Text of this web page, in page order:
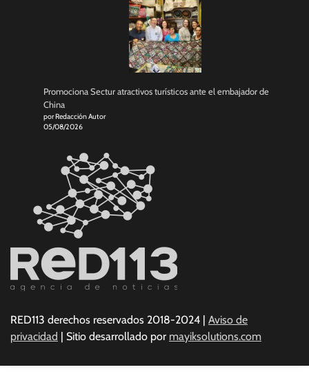
Promociona Sectur atractivos turísticos ante el embajador de
China
por Redacción Autor
05/08/2026
RED113 derechos reservados 2018-2024 | Aviso de
privacidad
| Sitio desarrollado por mayiksolutions.com